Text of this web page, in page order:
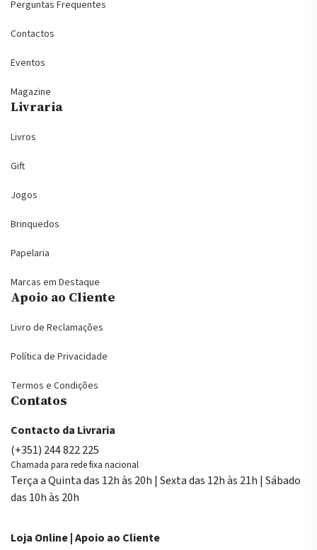
Perguntas Frequentes
Contactos
Eventos
Magazine
Livraria
Livros
Gift
Jogos
Brinquedos
Papelaria
Marcas em Destaque
Apoio ao Cliente
Livro de Reclamações
Política de Privacidade
Termos e Condições
Contatos
Contacto da Livraria
(+351) 244 822 225
Chamada para rede fixa nacional
Terça a Quinta das 12h às 20h | Sexta das 12h às 21h | Sábado
das 10h às 20h
Loja Online | Apoio ao Cliente